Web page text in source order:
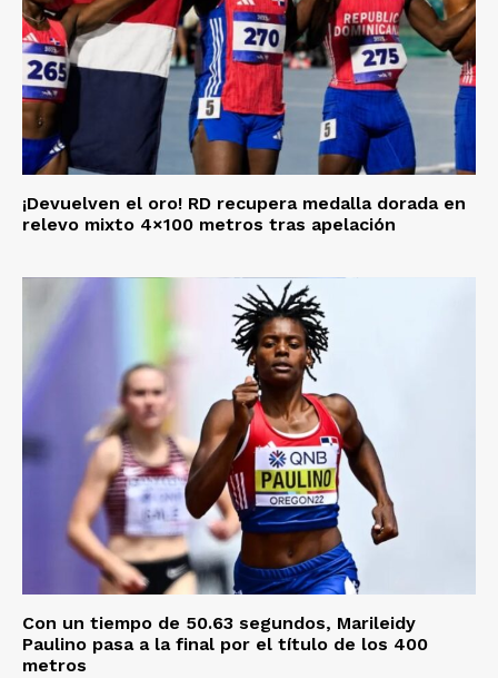
¡Devuelven el oro! RD recupera medalla dorada en
relevo mixto 4×100 metros tras apelación
Con un tiempo de 50.63 segundos, Marileidy
Paulino pasa a la final por el título de los 400
metros